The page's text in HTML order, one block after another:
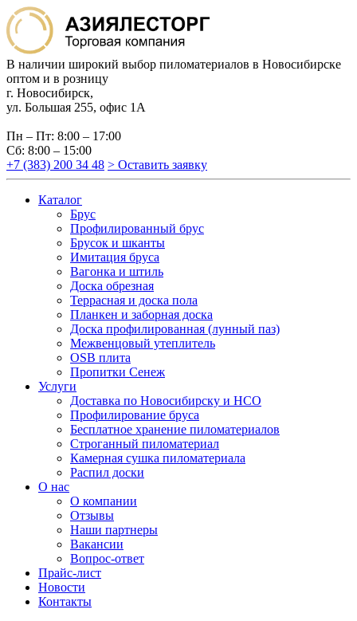
В наличии широкий выбор пиломатериалов в Новосибирске
оптом и в розницу
г. Новосибирск,
ул. Большая 255, офис 1А
Пн – Пт: 8:00 – 17:00
Сб: 8:00 – 15:00
+7 (383) 200 34 48 > Оставить заявку
Каталог
Брус
Профилированный брус
Брусок и шканты
Имитация бруса
Вагонка и штиль
Доска обрезная
Террасная и доска пола
Планкен и заборная доска
Доска профилированная (лунный паз)
Межвенцовый утеплитель
OSB плита
Пропитки Сенеж
Услуги
Доставка по Новосибирску и НСО
Профилирование бруса
Бесплатное хранение пиломатериалов
Строганный пиломатериал
Камерная сушка пиломатериала
Распил доски
О нас
О компании
Отзывы
Наши партнеры
Вакансии
Вопрос-ответ
Прайс-лист
Новости
Контакты